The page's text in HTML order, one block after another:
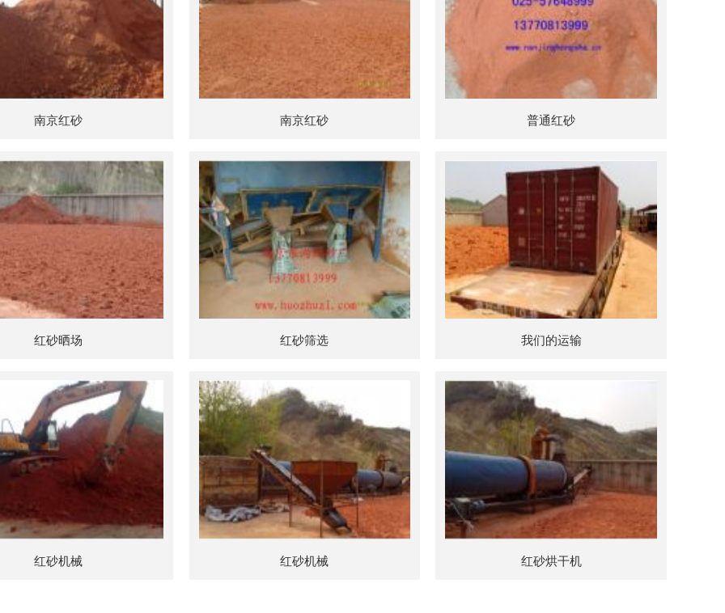
南京红砂 南京红砂 普通红砂
红砂晒场 红砂筛选 我们的运输
红砂机械 红砂机械 红砂烘干机